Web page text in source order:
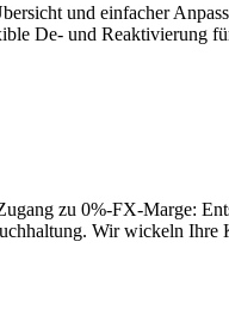
und einfacher
De- und Reaktivierung
zu 0%-FX-Marge:
Wir wickeln